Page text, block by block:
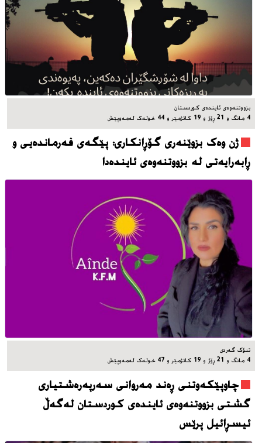
بزووتنه‌وه‌ی ئاینده‌ی کوردستان
4 مانگ و 21 ڕۆژ و 19 کاتژمێر و 44 خوله‌ک له‌مه‌وپێش‌
ژن وەک بزوێنەری گۆڕانکاری: پێگەی فەرماندەیی و
ڕابەرایەتی لە بزووتنەوەی ئایندەدا
تنۆک گەردی
4 مانگ و 21 ڕۆژ و 19 کاتژمێر و 47 خوله‌ک له‌مه‌وپێش‌
چاوپێکەوتنی ڕەند مەروانی سەرپەرەشتیاری
گشتی بزووتنەوەی ئایندەی کوردستان لەگەڵ
ئیسڕائیل پرێس